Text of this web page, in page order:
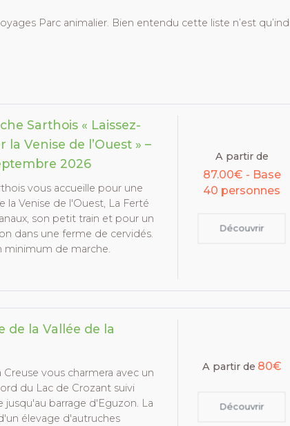
Parc animalier. Bien entendu cette liste n’est
Sarthois « Laissez-
la Venise de l’Ouest » –
2026
vous accueille pour une
la Venise de l'Ouest, La Ferté
son petit train et pour un
dans une ferme de cervidés.
minimum de marche.
A partir de
87.00€ - Base
40 personnes
Découvrir
de la Vallée de la
Creuse vous charmera avec un
du Lac de Crozant suivi
jusqu'au barrage d'Eguzon. La
élevage d'autruches
A partir de 80€
Découvrir